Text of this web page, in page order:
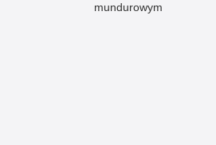
mundurowym